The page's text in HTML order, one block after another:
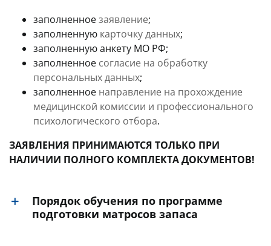
заполненноезаявление;
заполненную карточку данных;
заполненную анкету МО РФ;
заполненное согласие на обработку
персональных данных;
заполненное направление на прохождение
медицинской комиссии и профессионального
психологического отбора.
ЗАЯВЛЕНИЯ ПРИНИМАЮТСЯ ТОЛЬКО ПРИ
НАЛИЧИИ ПОЛНОГО КОМПЛЕКТА ДОКУМЕНТОВ!
Порядок обучения по программе
подготовки матросов запаса